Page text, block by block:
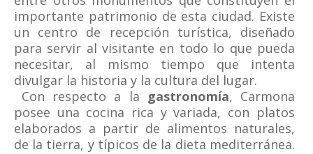
importante patrimonio de esta ciudad. Existe
un centro de recepción turística, diseñado
para servir al visitante en todo lo que pueda
necesitar, al mismo tiempo que intenta
divulgar la historia y la cultura del lugar.
Con respecto a la gastronomía, Carmona
posee una cocina rica y variada, con platos
elaborados a partir de alimentos naturales,
de la tierra, y típicos de la dieta mediterránea.